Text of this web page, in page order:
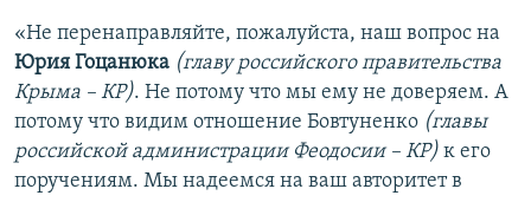
«Не перенаправляйте, пожалуйста, наш вопрос на
Юрия Гоцанюка (главу российского правительства
Крыма – КР). Не потому что мы ему не доверяем. А
потому что видим отношение Бовтуненко (главы
российской администрации Феодосии – КР) к его
поручениям. Мы надеемся на ваш авторитет в